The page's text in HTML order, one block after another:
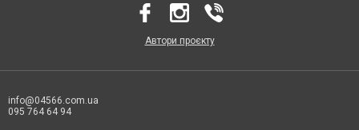
Автори проєкту
info@04566.com.ua
095 764 64 94